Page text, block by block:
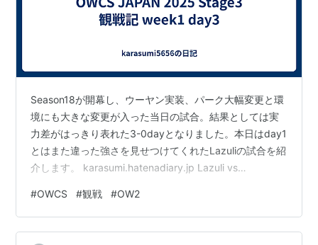
Season18が開幕し、ウーヤン実装、パーク大幅変更と環
境にも大きな変更が入った当日の試合。結果としては実
力差がはっきり表れた3-0dayとなりました。本日はday1
とはまた違った強さを見せつけてくれたLazuliの試合を紹
介します。 karasumi.hatenadiary.jp Lazuli vs
さんを中心に個人技で試合を決定付けていた印象の強い
Lazuliでしたが、3-0で勝利した今日の試合ではチームと
しての自信がありありと表れていたと感じました。とい
#OWCS #観戦 #OW2